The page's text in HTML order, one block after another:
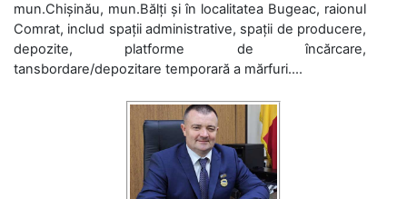
mun.Chișinău, mun.Bălți și în localitatea Bugeac, raionul
Comrat, includ spații administrative, spații de producere,
depozite, platforme de încărcare,
tansbordare/depozitare temporară a mărfuri....